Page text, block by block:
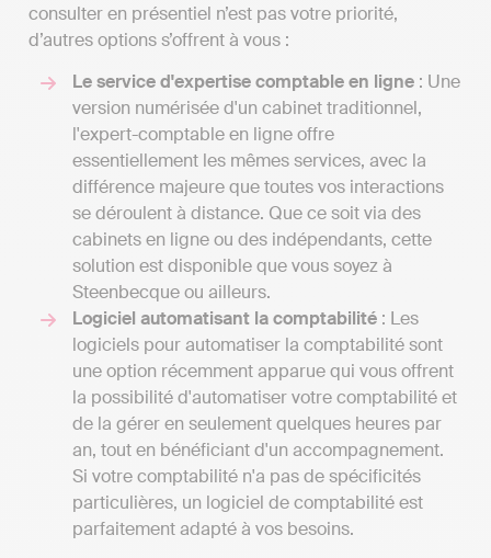
consulter en présentiel n’est pas votre priorité,
d’autres options s’offrent à vous :
Le service d'expertise comptable en ligne : Une
version numérisée d'un cabinet traditionnel,
l'expert-comptable en ligne offre
essentiellement les mêmes services, avec la
différence majeure que toutes vos interactions
se déroulent à distance. Que ce soit via des
cabinets en ligne ou des indépendants, cette
solution est disponible que vous soyez à
Steenbecque ou ailleurs.
Logiciel automatisant la comptabilité : Les
logiciels pour automatiser la comptabilité sont
une option récemment apparue qui vous offrent
la possibilité d'automatiser votre comptabilité et
de la gérer en seulement quelques heures par
an, tout en bénéficiant d'un accompagnement.
Si votre comptabilité n'a pas de spécificités
particulières, un logiciel de comptabilité est
parfaitement adapté à vos besoins.